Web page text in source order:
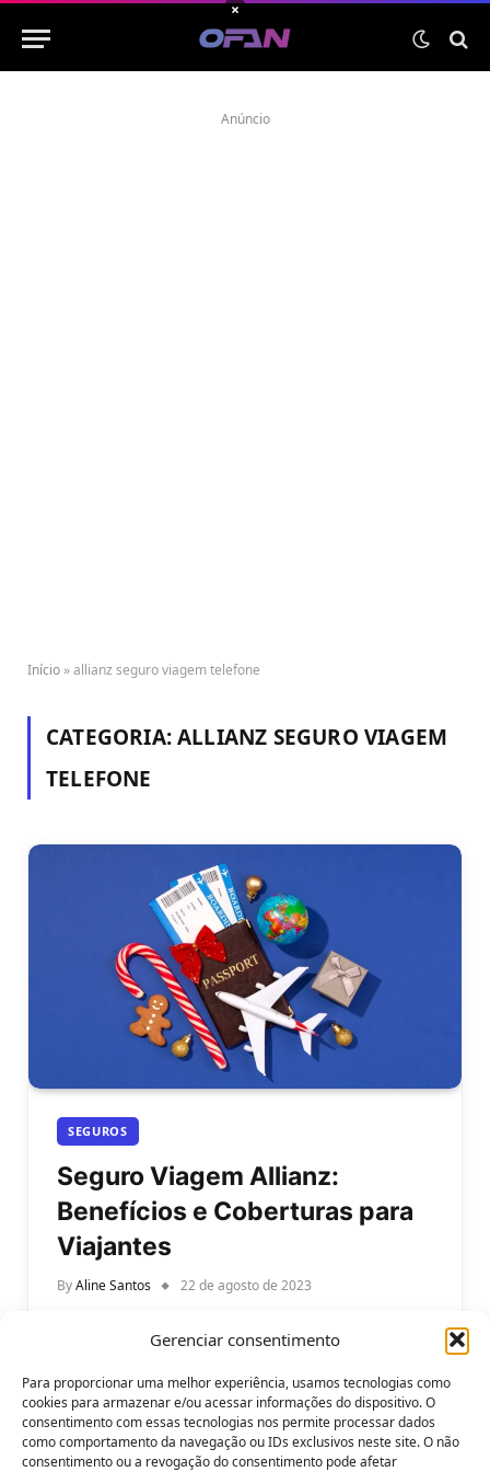
Gerenciar consentimento
Para proporcionar uma melhor experiência, usamos tecnologias como
cookies para armazenar e/ou acessar informações do dispositivo. O
consentimento com essas tecnologias nos permite processar dados
como comportamento da navegação ou IDs exclusivos neste site. O não
consentimento ou a revogação do consentimento pode afetar
Anúncio
Início »allianz seguro viagem telefone
CATEGORIA:ALLIANZ SEGURO VIAGEM
TELEFONE
SEGUROS
Seguro Viagem Allianz:
Benefícios e Coberturas para
Viajantes
ByAline Santos 22 de agosto de 2023
Coberturas para Viajantes Modernos. A
empolgante jornada de explorar novos destinos
pode ser enriquecedora,…
×